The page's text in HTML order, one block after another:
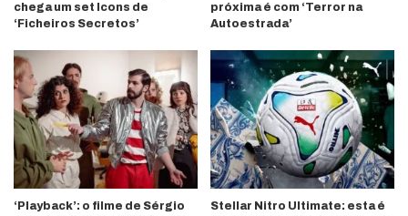
chega um set Icons de
‘Ficheiros Secretos’
próxima é com ‘Terror na
Autoestrada’
‘Playback’: o filme de Sérgio
Stellar Nitro Ultimate: esta é